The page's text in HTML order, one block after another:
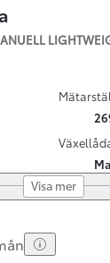
Visa mer